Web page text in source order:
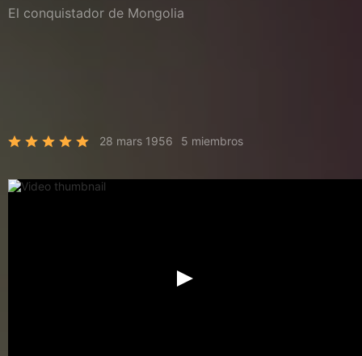
El conquistador de Mongolia
28 mars 1956 5 miembros